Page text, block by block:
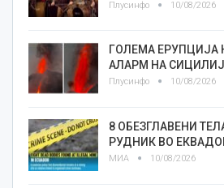
Плусинфо 10/08/2026
ГОЛЕМА ЕРУПЦИЈА
АЛАРМ НА
Плусинфо 10/08/2026
8 ОБЕЗГЛАВЕНИ
РУДНИК ВО
МИА 10/08/2026